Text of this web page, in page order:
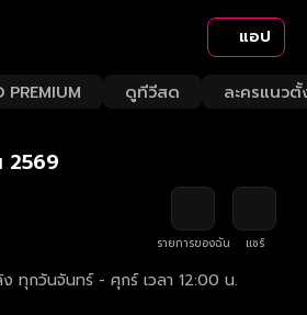
แอป
PREMIUM ดูทีวีสด ละครแนวตั้
Loaded:
4.42%
Rate
2569
รายการของฉัน
แชร์
ทุกวันจันทร์ - ศุกร์ เวลา 12:00 น.